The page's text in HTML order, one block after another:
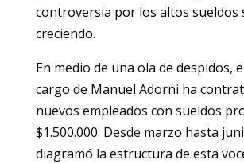
controversia por los altos sueldos
creciendo.
En medio de una ola de despidos,
cargo de Manuel Adorni ha
nuevos empleados con sueldos
$1.500.000. Desde marzo hasta
diagramó la estructura de esta